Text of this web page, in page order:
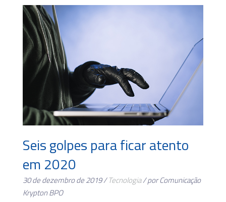
Seis golpes para ficar atento
em 2020
30 de dezembro de 2019 /Tecnologia/ por Comunicação
Krypton BPO